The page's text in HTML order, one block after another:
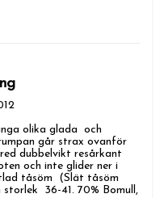
olika glada  och
går strax ovanför
dubbelvikt resårkant
och inte glider ner i
tåsöm  (Slät tåsöm
36-41. 70% Bomull,